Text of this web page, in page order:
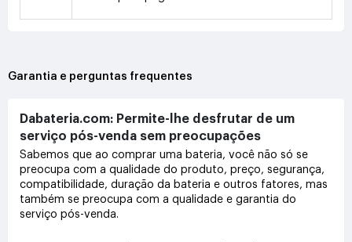
Garantia e perguntas frequentes
Dabateria.com: Permite-lhe desfrutar de um
serviço pós-venda sem preocupações
Sabemos que ao comprar uma bateria, você não só se
preocupa com a qualidade do produto, preço, segurança,
compatibilidade, duração da bateria e outros fatores, mas
também se preocupa com a qualidade e garantia do
serviço pós-venda.